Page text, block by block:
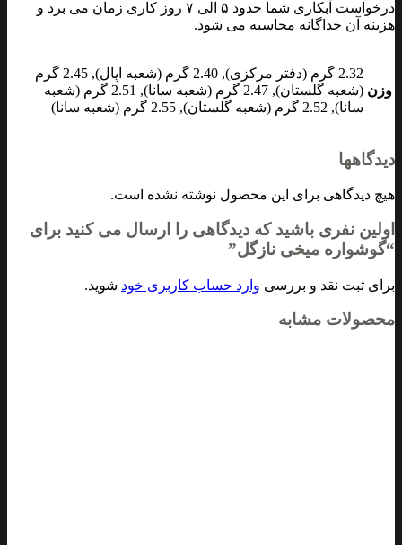
درخواست آبکاری شما حدود ۵ الی ۷ روز کاری زمان می برد و
هزینه آن جداگانه محاسبه می شود.
وزن
2.32 گرم (دفتر مرکزی), 2.40 گرم (شعبه اپال), 2.45 گرم
(شعبه گلستان), 2.47 گرم (شعبه سانا), 2.51 گرم (شعبه
سانا), 2.52 گرم (شعبه گلستان), 2.55 گرم (شعبه سانا)
دیدگاهها
هیچ دیدگاهی برای این محصول نوشته نشده است.
اولین نفری باشید که دیدگاهی را ارسال می کنید برای
“گوشواره میخی نازگل”
برای ثبت نقد و بررسی وارد حساب کاربری خود شوید.
محصولات مشابه